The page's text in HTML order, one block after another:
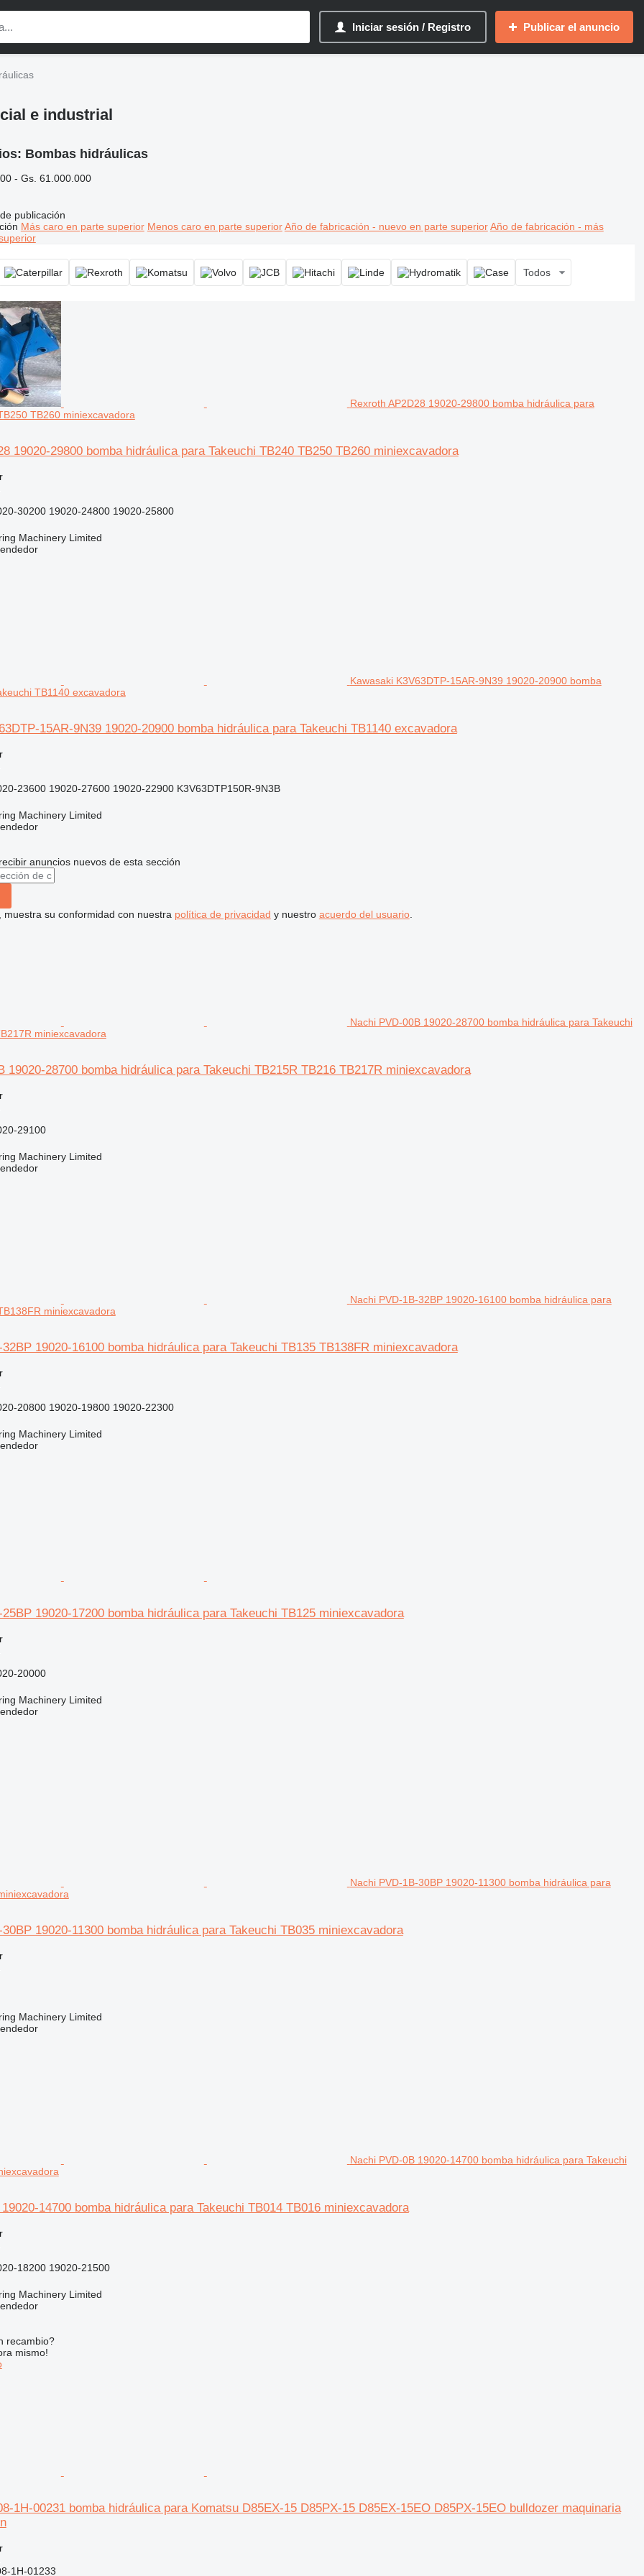
Iniciar sesión / Registro Publicar el anuncio
e industrial
Bombas hidráulicas
- Gs. 61.000.000
publicación
Más caro en parte superior Menos caro en parte superior Año de fabricación - nuevo en parte superior Año de fabricación - más
Todos
Rexroth AP2D28 19020-29800 bomba hidráulica para
TB260 miniexcavadora
19020-29800 bomba hidráulica para Takeuchi TB240 TB250 TB260 miniexcavadora
30200 19020-24800 19020-25800
Machinery Limited
Kawasaki K3V63DTP-15AR-9N39 19020-20900 bomba
TB1140 excavadora
15AR-9N39 19020-20900 bomba hidráulica para Takeuchi TB1140 excavadora
23600 19020-27600 19020-22900 K3V63DTP150R-9N3B
Machinery Limited
anuncios nuevos de esta sección
muestra su conformidad con nuestra política de privacidad y nuestro acuerdo del usuario.
Nachi PVD-00B 19020-28700 bomba hidráulica para Takeuchi
miniexcavadora
19020-28700 bomba hidráulica para Takeuchi TB215R TB216 TB217R miniexcavadora
29100
Machinery Limited
Nachi PVD-1B-32BP 19020-16100 bomba hidráulica para
miniexcavadora
19020-16100 bomba hidráulica para Takeuchi TB135 TB138FR miniexcavadora
20800 19020-19800 19020-22300
Machinery Limited
19020-17200 bomba hidráulica para Takeuchi TB125 miniexcavadora
20000
Machinery Limited
Nachi PVD-1B-30BP 19020-11300 bomba hidráulica para
19020-11300 bomba hidráulica para Takeuchi TB035 miniexcavadora
Machinery Limited
Nachi PVD-0B 19020-14700 bomba hidráulica para Takeuchi
14700 bomba hidráulica para Takeuchi TB014 TB016 miniexcavadora
18200 19020-21500
Machinery Limited
recambio?
mismo!
1H-00231 bomba hidráulica para Komatsu D85EX-15 D85PX-15 D85EX-15EO D85PX-15EO bulldozer maquinaria
1H-01233